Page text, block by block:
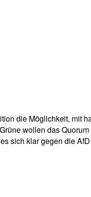
die Möglichkeit, mit
wollen das
sich klar gegen die